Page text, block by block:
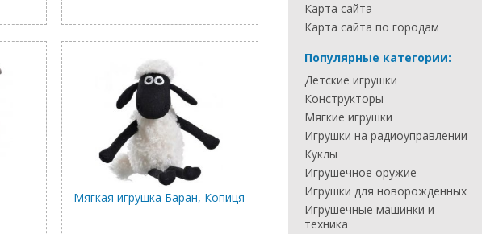
Мягкая игрушка Баран, Копиця
Карта сайта
Карта сайта по городам
Популярные категории:
Детские игрушки
Конструкторы
Мягкие игрушки
Игрушки на радиоуправлении
Куклы
Игрушечное оружие
Игрушки для новорожденных
Игрушечные машинки и
техника